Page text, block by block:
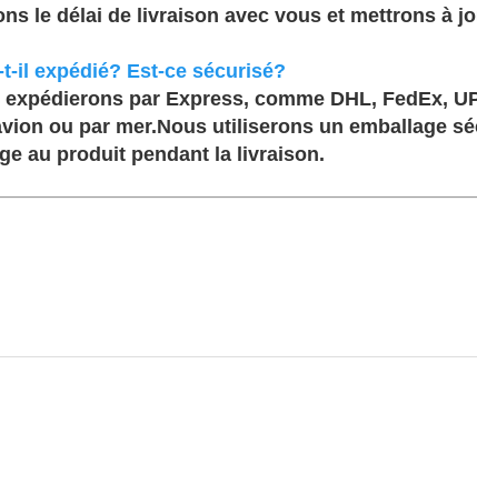
le délai de livraison avec vous et mettrons à
il expédié? Est-ce sécurisé?
par Express, comme DHL, FedEx,
ou par mer.Nous utiliserons un emballage
au produit pendant la livraison.